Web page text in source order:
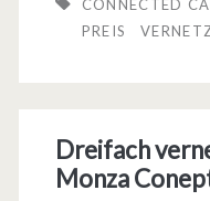
ü
a
s
CONNECTED
PREIS
Dreifach
Monza